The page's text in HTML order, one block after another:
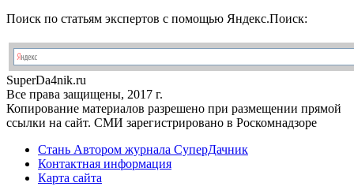
Поиск по статьям экспертов с помощью Яндекс.Поиск:
SuperDa4nik.ru
Все права защищены, 2017 г.
Копирование материалов разрешено при размещении прямой
ссылки на сайт. СМИ зарегистрировано в Роскомнадзоре
Стань Автором журнала СуперДачник
Контактная информация
Карта сайта